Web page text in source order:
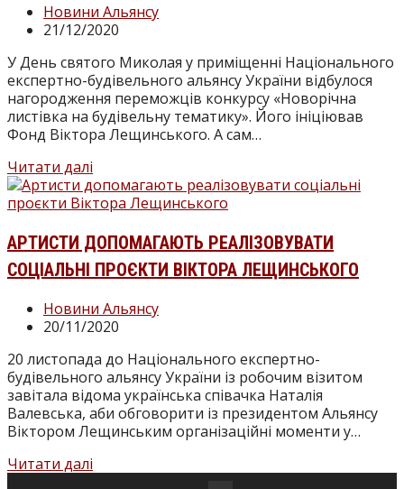
Категорія
запису:
Новини Альянсу
Запис
21/12/2020
У День святого Миколая у приміщенні Національного
експертно-будівельного альянсу України відбулося
нагородження переможців конкурсу «Новорічна
листівка на будівельну тематику». Його ініціював
Фонд Віктора Лещинського. А сам…
Читати далі
Альянсу
подарував
дизайнерам
листівок
премії
фірмові
годинники
АРТИСТИ ДОПОМАГАЮТЬ РЕАЛІЗОВУВАТИ
СОЦІАЛЬНІ ПРОЄКТИ ВІКТОРА ЛЕЩИНСЬКОГО
Категорія
запису:
Новини Альянсу
Запис
20/11/2020
20 листопада до Національного експертно-
будівельного альянсу України із робочим візитом
завітала відома українська співачка Наталія
Валевська, аби обговорити із президентом Альянсу
Віктором Лещинським організаційні моменти у…
Читати далі